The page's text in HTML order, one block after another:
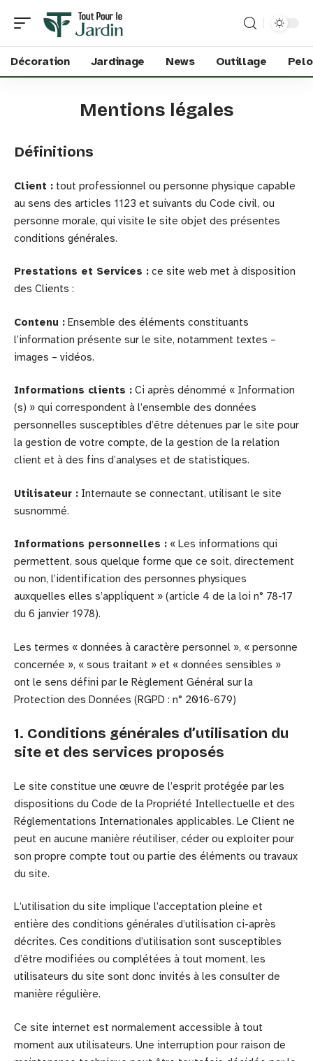
Décoration Jardinage News Outillage
Mentions légales
Définitions
Client : tout professionnel ou personne physique capable
au sens des articles 1123 et suivants du Code civil, ou
personne morale, qui visite le site objet des présentes
conditions générales.
Prestations et Services : ce site web met à disposition
des Clients :
Contenu : Ensemble des éléments constituants
l’information présente sur le site, notamment textes –
images – vidéos.
Informations clients : Ci après dénommé « Information
(s) » qui correspondent à l’ensemble des données
personnelles susceptibles d’être détenues par le site pour
la gestion de votre compte, de la gestion de la relation
client et à des fins d’analyses et de statistiques.
Utilisateur : Internaute se connectant, utilisant le site
susnommé.
Informations personnelles : « Les informations qui
permettent, sous quelque forme que ce soit, directement
ou non, l’identification des personnes physiques
auxquelles elles s’appliquent » (article 4 de la loi n° 78-17
du 6 janvier 1978).
Les termes « données à caractère personnel », « personne
concernée », « sous traitant » et « données sensibles »
ont le sens défini par le Règlement Général sur la
Protection des Données (RGPD : n° 2016-679)
1. Conditions générales d’utilisation du
site et des services proposés
Le site constitue une œuvre de l’esprit protégée par les
dispositions du Code de la Propriété Intellectuelle et des
Réglementations Internationales applicables. Le Client ne
peut en aucune manière réutiliser, céder ou exploiter pour
son propre compte tout ou partie des éléments ou travaux
du site.
L’utilisation du site implique l’acceptation pleine et
entière des conditions générales d’utilisation ci-après
décrites. Ces conditions d’utilisation sont susceptibles
d’être modifiées ou complétées à tout moment, les
utilisateurs du site sont donc invités à les consulter de
manière régulière.
Ce site internet est normalement accessible à tout
moment aux utilisateurs. Une interruption pour raison de